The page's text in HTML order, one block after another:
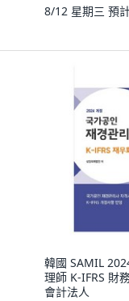
8/12 星期三 預
韓國 SAMIL
理師 K-IFRS 財
會計法人